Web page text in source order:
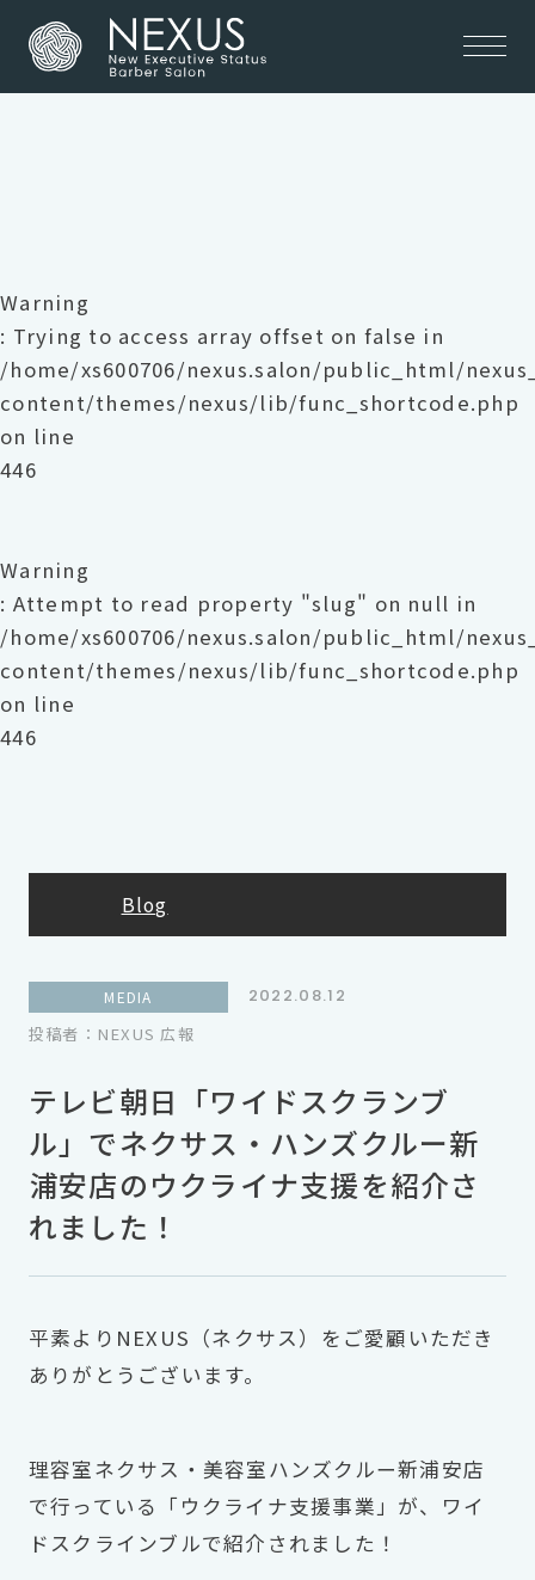
Blog
テレビ朝日「ワイドスクランブ
ル」でネクサス・ハンズクルー新
浦安店のウクライナ支援を紹介さ
れました！
MEDIA
2022.08.12
投稿者：NEXUS 広報
平素よりNEXUS（ネクサス）をご愛顧いただき
ありがとうございます。
理容室ネクサス・美容室ハンズクルー新浦安店
で行っている「ウクライナ支援事業」が、ワイ
ドスクラインブルで紹介されました！
Warning
: Trying to access array offset on false in
/home/xs600706/nexus.salon/public_html/
content/themes/nexus/lib/func_shortcode.php
on line
446
Warning
: Attempt to read property "slug" on null in
/home/xs600706/nexus.salon/public_html/
content/themes/nexus/lib/func_shortcode.php
on line
446